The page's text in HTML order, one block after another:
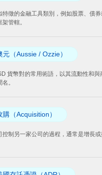
特徵的金融工具類別，例如股票、債
管轄。
元（Aussie / Ozzie）
貨幣對的常用術語，以其流動性和與
。
購（Acquisition）
控制另一家公司的過程，通常是增長